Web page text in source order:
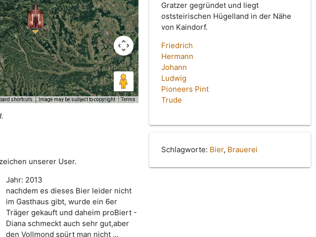
shortcuts Image may be subject to copyright Terms
unserer User.
Jahr: 2013
nachdem es dieses Bier leider nicht
im Gasthaus gibt, wurde ein 6er
Träger gekauft und daheim proBiert -
Diana schmeckt auch sehr gut,aber
den Vollmond spürt man nicht ...
Gratzer gegründet und liegt
oststeirischen Hügelland in der Nähe
von Kaindorf.
Friedrich
Hermann
Johann
Ludwig
Pioneers Pint
Trude
Schlagworte: Bier, Brauerei